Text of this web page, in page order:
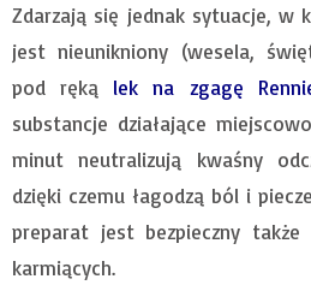
Zdarzają się jednak sytuacje, w
jest nieunikniony (wesela,
pod ręką
lek na zgagę
substancje działające
minut neutralizują kwaśny
dzięki czemu łagodzą ból i
preparat jest bezpieczny
karmiących.